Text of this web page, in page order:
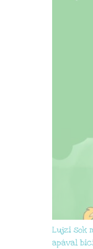
Lujzi sok
apával